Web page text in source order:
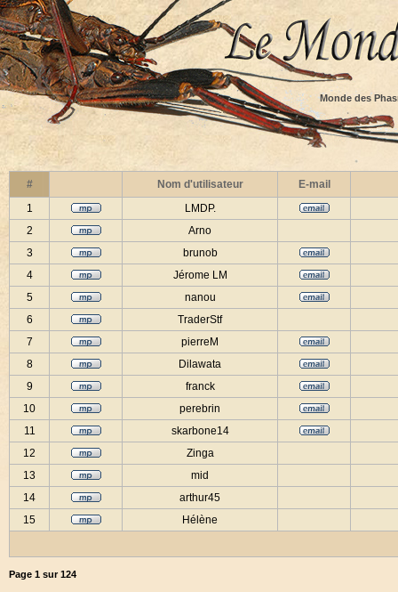
Monde des
# Nom d'utilisateur
E-mail
1
LMDP.
2
Arno
3
brunob
4
Jérome LM
5
nanou
6
TraderStf
7
pierreM
8
Dilawata
9
franck
10
perebrin
11
skarbone14
12
Zinga
13
mid
14
arthur45
15
Hélène
Page 1 sur124